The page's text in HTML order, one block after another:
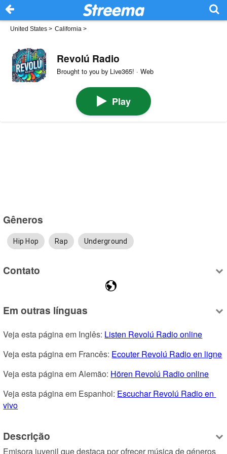
United States > California >
Revolú Radio
Brought to you by Live365! · Web
Play
Gêneros
Hip Hop Rap Underground
Contato
Em outras línguas
Veja esta página em Inglês: Listen Revolú Radio online
Veja esta página em Francês: Ecouter Revolú Radio en ligne
Veja esta página em Alemão: Hören Revolú Radio online
Veja esta página em Espanhol: Escuchar Revolú Radio en
vivo
Descrição
Emisora juvenil que destaca por ofrecer música de géneros